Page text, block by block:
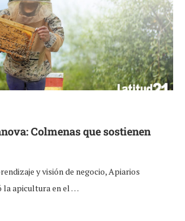
Colmenas que sostienen
y visión de negocio, Apiarios
la apicultura en el …